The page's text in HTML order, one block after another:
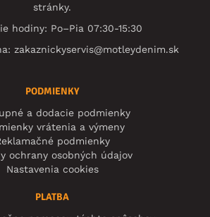
stránky.
hodiny: Po–Pia 07:30-15:30
zakaznickyservis@motleydenim.sk
PODMIENKY
a dodacie podmienky
vrátenia a výmeny
podmienky
ochrany osobných údajov
Nastavenia cookies
PLATBA